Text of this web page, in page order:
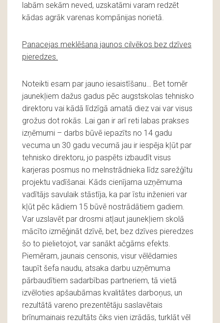
labām sekām neved, uzskatāmi varam redzēt
kādas agrāk varenas kompānijas norietā.
Panacejas meklēšana jaunos cilvēkos bez dzīves
pieredzes.
Noteikti esam par jauno iesaistīšanu… Bet tomēr
jaunekļiem dažus gadus pēc augstskolas tehnisko
direktoru vai kādā līdzīgā amatā diez vai var visus
grožus dot rokās. Lai gan ir arī reti labas prakses
izņēmumi – darbs būvē iepazīts no 14 gadu
vecuma un 30 gadu vecumā jau ir iespēja kļūt par
tehnisko direktoru, jo paspēts izbaudīt visus
karjeras posmus no melnstrādnieka līdz sarežģītu
projektu vadīšanai. Kāds cienījama uzņēmuma
vadītājs savulaik stāstīja, ka par īstu inženieri var
kļūt pēc kādiem 15 būvē nostrādātiem gadiem.
Var uzslavēt par drosmi atļaut jaunekļiem skolā
mācīto izmēģināt dzīvē, bet, bez dzīves pieredzes
šo to pielietojot, var sanākt ačgārns efekts.
Piemēram, jaunais censonis, visur vēlēdamies
taupīt šefa naudu, atsaka darbu uzņēmuma
pārbaudītiem sadarbības partneriem, tā vietā
izvēloties apšaubāmas kvalitātes darboņus, un
rezultātā vareno prezentētāju saslavētais
brīnumainais rezultāts čiks vien izrādās, turklāt vēl